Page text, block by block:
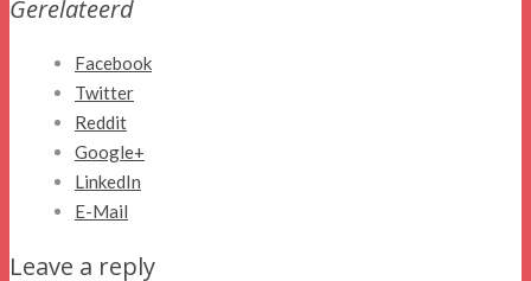
Gerelateerd
Facebook
Twitter
Reddit
Google+
LinkedIn
E-Mail
Leave a reply